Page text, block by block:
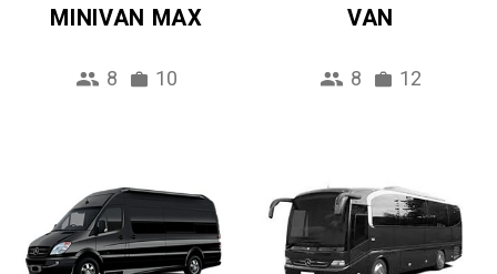
MINIVAN MAX
8 10
VAN
8 12